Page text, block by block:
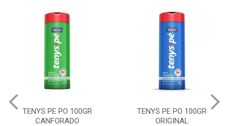
TENYS PE PO 100GR
CANFORADO
TENYS PE PO 100GR
ORIGINAL